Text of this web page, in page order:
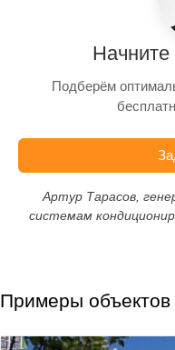
Начните
Подберём
Артур Тарасов,
системам
Примеры объектов